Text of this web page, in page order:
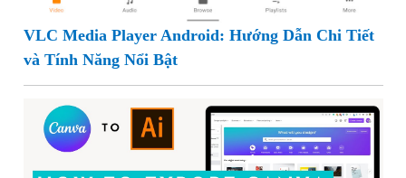
VLC Media Player Android: Hướng Dẫn Chi Tiết
và Tính Năng Nổi Bật